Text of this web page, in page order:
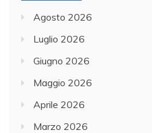
Agosto 2026
Luglio 2026
Giugno 2026
Maggio 2026
Aprile 2026
Marzo 2026